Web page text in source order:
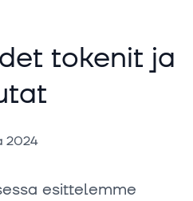
tokenit ja
2024
esittelemme